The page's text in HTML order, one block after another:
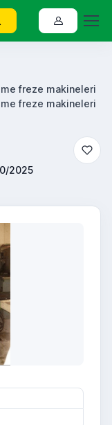
freze makineleri
freze makineleri
2025